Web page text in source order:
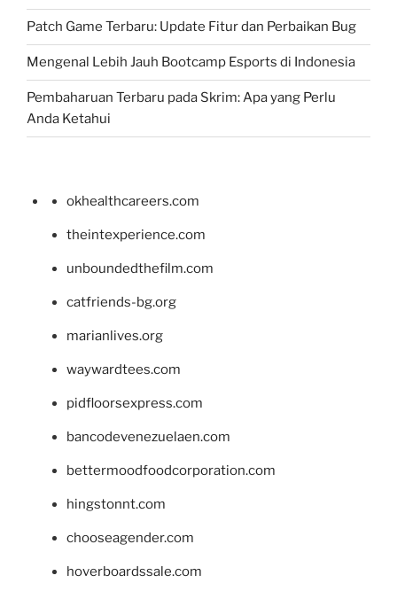
Patch Game Terbaru: Update Fitur dan Perbaikan Bug
Mengenal Lebih Jauh Bootcamp Esports di Indonesia
Pembaharuan Terbaru pada Skrim: Apa yang Perlu
Anda Ketahui
okhealthcareers.com
theintexperience.com
unboundedthefilm.com
catfriends-bg.org
marianlives.org
waywardtees.com
pidfloorsexpress.com
bancodevenezuelaen.com
bettermoodfoodcorporation.com
hingstonnt.com
chooseagender.com
hoverboardssale.com